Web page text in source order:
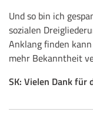
Und so bin ich
sozialen
Anklang finden
mehr Bekanntheit
SK: Vielen Dank für